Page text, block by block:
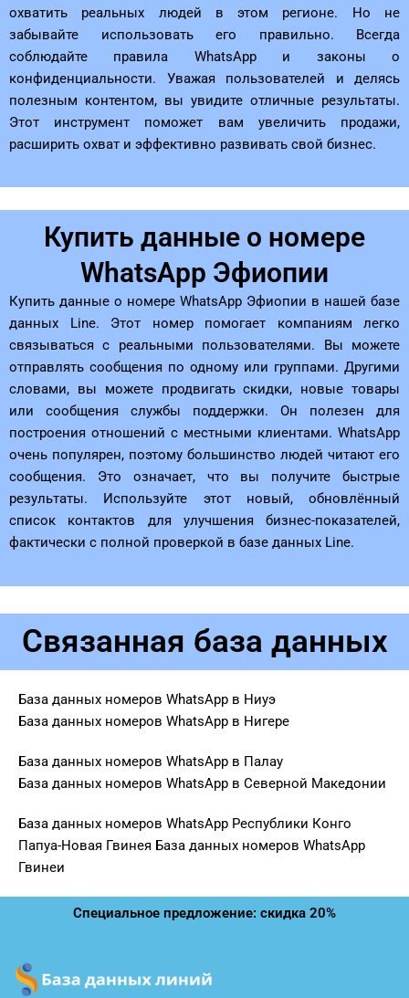
охватить реальных людей в этом регионе. Но не
забывайте использовать его правильно. Всегда
соблюдайте правила WhatsApp и законы о
конфиденциальности. Уважая пользователей и делясь
полезным контентом, вы увидите отличные результаты.
Этот инструмент поможет вам увеличить продажи,
расширить охват и эффективно развивать свой бизнес.
Купить данные о номере
WhatsApp Эфиопии
Купить данные о номере WhatsApp Эфиопии в нашей базе
данных Line. Этот номер помогает компаниям легко
связываться с реальными пользователями. Вы можете
отправлять сообщения по одному или группами. Другими
словами, вы можете продвигать скидки, новые товары
или сообщения службы поддержки. Он полезен для
построения отношений с местными клиентами. WhatsApp
очень популярен, поэтому большинство людей читают его
сообщения. Это означает, что вы получите быстрые
результаты. Используйте этот новый, обновлённый
список контактов для улучшения бизнес-показателей,
фактически с полной проверкой в ​​базе данных Line.
Связанная база данных
База данных номеров WhatsApp в Ниуэ
База данных номеров WhatsApp в Нигере
База данных номеров WhatsApp в Палау
База данных номеров WhatsApp в Северной Македонии
База данных номеров WhatsApp Республики Конго
Папуа-Новая Гвинея База данных номеров WhatsApp
Гвинеи
Специальное предложение: скидка 20%